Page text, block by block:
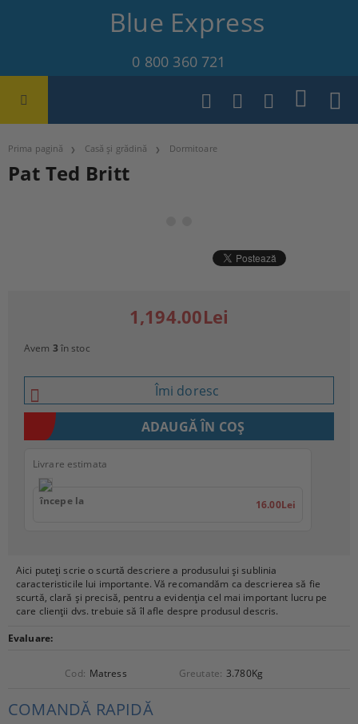
Blue Express
0 800 360 721
Prima pagină Casă și grădină Dormitoare
Pat Ted Britt
Aici puteți scrie o scurtă descriere a produsului și sublinia
caracteristicile lui importante. Vă recomandăm ca descrierea să fie
scurtă, clară și precisă, pentru a evidenția cel mai important lucru pe
care clienții dvs. trebuie să îl afle despre produsul descris.
Evaluare:
Cod: Matress Greutate: 3.780Kg
COMANDĂ RAPIDĂ
1,194.00Lei
Avem 3în stoc
Îmi doresc
Livrare estimata
începe la 16.00Lei